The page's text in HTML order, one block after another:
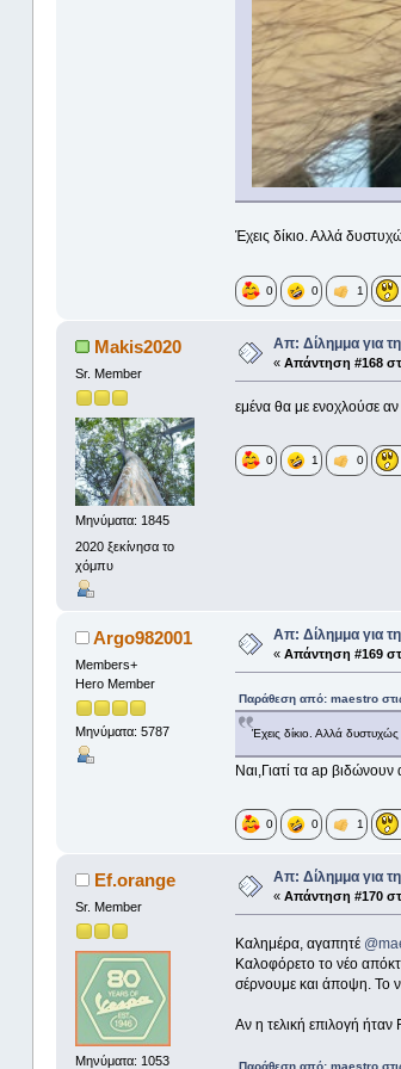
Έχεις δίκιο. Αλλά
0 0 1
Makis2020
Sr. Member
Μηνύματα: 1845
2020 ξεκίνησα το
χόμπυ
Απ: Δίλημμα για
« Απάντηση #168
εμένα θα με ενοχλούσε
0 1 0
Argo982001
Members+
Hero Member
Μηνύματα: 5787
Απ: Δίλημμα για
« Απάντηση #169
Παράθεση από: maestro
Έχεις δίκιο. Αλλά
Ναι,Γιατί τα ap
0 0 1
Ef.orange
Sr. Member
Μηνύματα: 1053
Απ: Δίλημμα για
« Απάντηση #170
Καλημέρα, αγαπητέ
Καλοφόρετο το νέο
σέρνουμε και άποψη. Το
Αν η τελική επιλογή
Παράθεση από: maestro